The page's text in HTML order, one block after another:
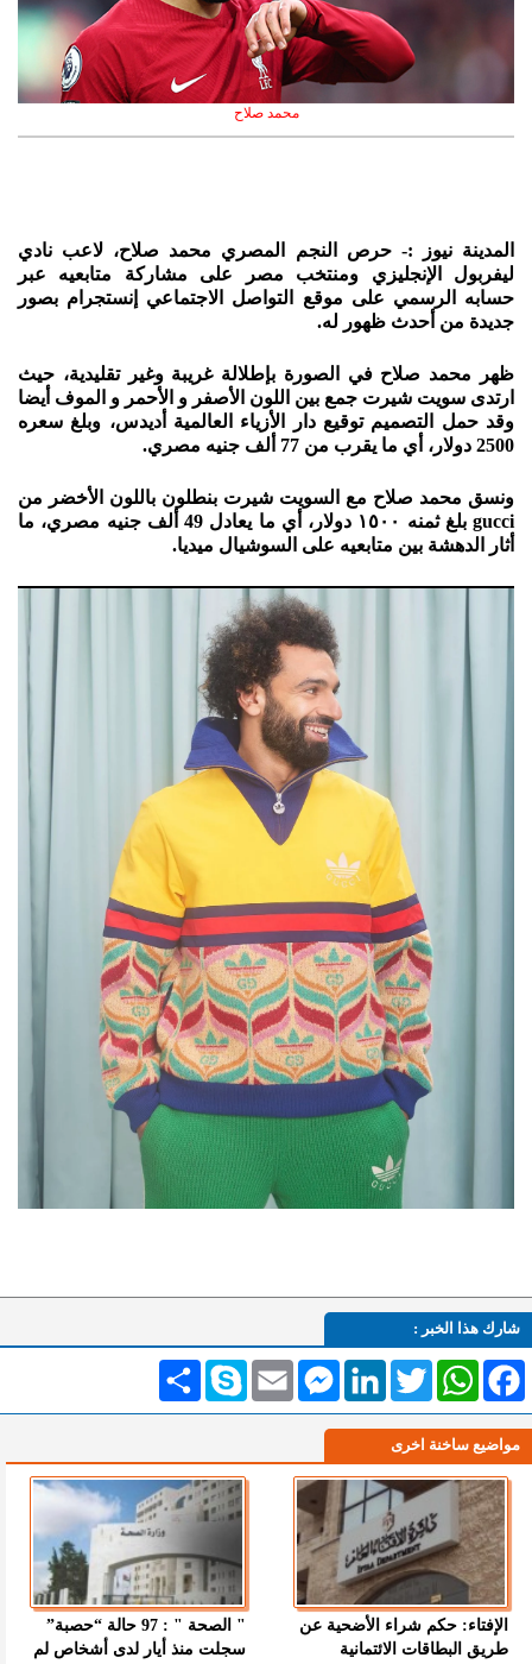
محمد صلاح
المدينة نيوز :- حرص النجم المصري محمد صلاح، لاعب نادي
ليفربول الإنجليزي ومنتخب مصر على مشاركة متابعيه عبر
حسابه الرسمي على موقع التواصل الاجتماعي إنستجرام بصور
جديدة من أحدث ظهور له.
ظهر محمد صلاح في الصورة بإطلالة غريبة وغير تقليدية، حيث
ارتدى سويت شيرت جمع بين اللون الأصفر و الأحمر و الموف أيضا
وقد حمل التصميم توقيع دار الأزياء العالمية أديدس، وبلغ سعره
2500 دولار، أي ما يقرب من 77 ألف جنيه مصري.
ونسق محمد صلاح مع السويت شيرت بنطلون باللون الأخضر من
gucci بلغ ثمنه ١٥٠٠ دولار، أي ما يعادل 49 ألف جنيه مصري، ما
أثار الدهشة بين متابعيه على السوشيال ميديا.
شارك هذا الخبر :
انشر Skype Email
MessengerLinkedInTwitterWhatsAppFacebook
مواضيع ساخنة اخرى
الإفتاء: حكم شراء الأضحية عن
طريق البطاقات الائتمانية
" الصحة " : 97 حالة “حصبة”
سجلت منذ أيار لدى أشخاص لم